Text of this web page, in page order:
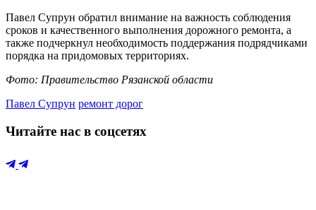
Павел Супрун обратил внимание на важность соблюдения
сроков и качественного выполнения дорожного ремонта, а
также подчеркнул необходимость поддержания подрядчиками
порядка на придомовых территориях.
Фото: Правительство Рязанской области
Павел Супрун ремонт дорог
Читайте нас в соцсетях